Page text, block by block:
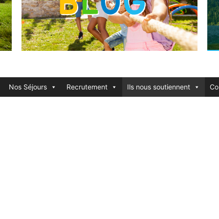
Nos Séjours Recrutement Ils nous soutiennent